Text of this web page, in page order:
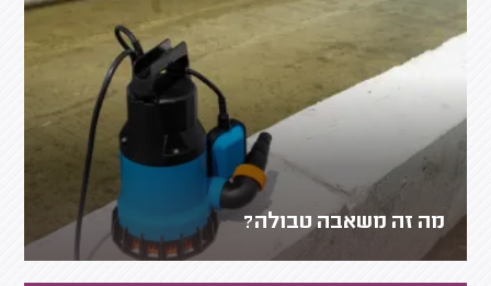
מה זה משאבה טבולה?